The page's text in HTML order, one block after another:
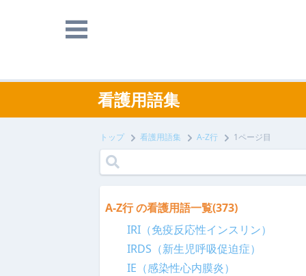
看護用語集
トップ 看護用語集 A-Z行 1ページ目
A-Z行 の看護用語一覧(373)
IRI（免疫反応性インスリン）
IRDS（新生児呼吸促迫症）
IE（感染性心内膜炎）